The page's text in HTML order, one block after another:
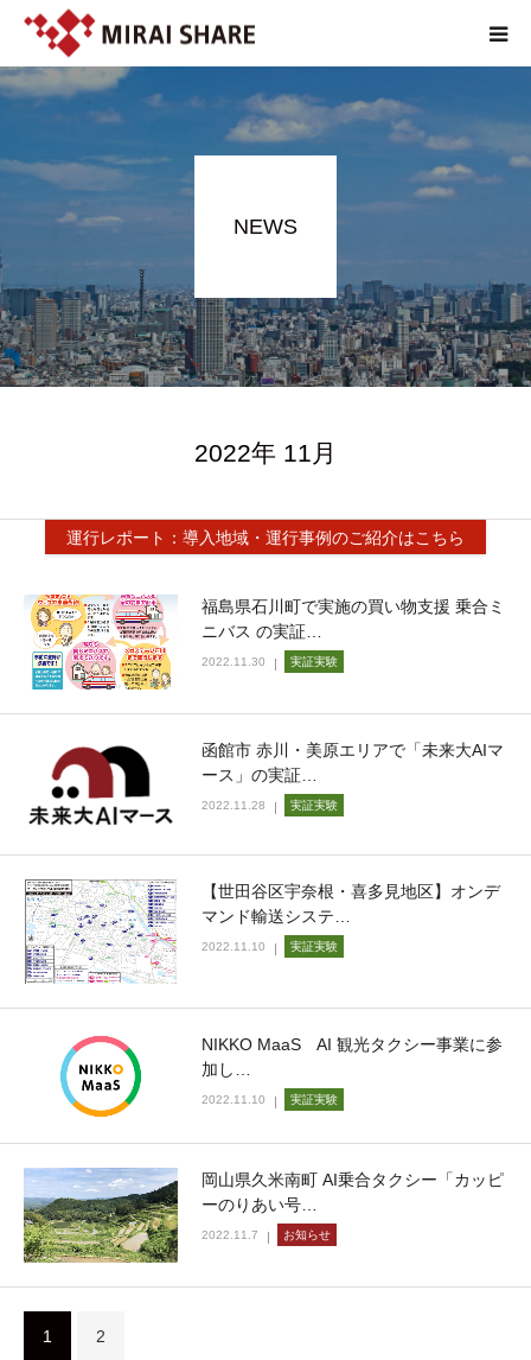
NEWS
2022年 11月
運行レポート：導入地域・運行事例のご紹介はこちら
福島県石川町で実施の買い物支援 乗合ミ
ニバス の実証…
2022.11.30 実証実験
函館市 赤川・美原エリアで「未来大AIマ
ース」の実証…
2022.11.28 実証実験
【世田谷区宇奈根・喜多見地区】オンデ
マンド輸送システ…
2022.11.10 実証実験
NIKKO MaaS AI 観光タクシー事業に参
加し…
2022.11.10 実証実験
岡山県久米南町 AI乗合タクシー「カッピ
ーのりあい号…
2022.11.7 お知らせ
1 2
NEWS
TECHNOLOGY
SERVICE
REPORT
ABOUT